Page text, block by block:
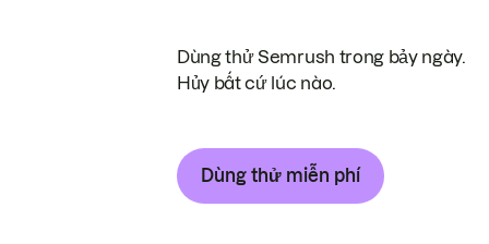
Dùng thử Semrush trong bảy ngày.
Hủy bất cứ lúc nào.
Dùng thử miễn phí